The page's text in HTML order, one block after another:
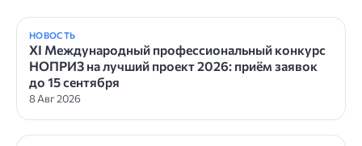
НОВОСТЬ
XI Международный профессиональный конкурс
НОПРИЗ на лучший проект 2026: приём заявок
до 15 сентября
8 Авг 2026